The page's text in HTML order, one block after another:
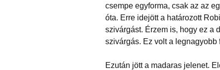
csempe egyforma, csak az az
óta. Erre idejött a határozott
szivárgást. Érzem is, hogy ez a
szivárgás. Ez volt a
Ezután jött a madaras jelenet.